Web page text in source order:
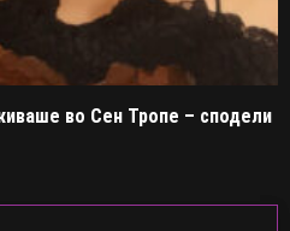
во Сен Тропе – сподели